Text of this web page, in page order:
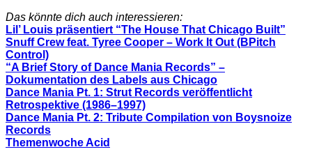
Das könnte dich auch interessieren:
Lil’ Louis präsentiert “The House That Chicago Built”
Snuff Crew feat. Tyree Cooper – Work It Out (BPitch
Control)
“A Brief Story of Dance Mania Records” –
Dokumentation des Labels aus Chicago
Dance Mania Pt. 1: Strut Records veröffentlicht
Retrospektive (1986–1997)
Dance Mania Pt. 2: Tribute Compilation von Boysnoize
Records
Themenwoche Acid